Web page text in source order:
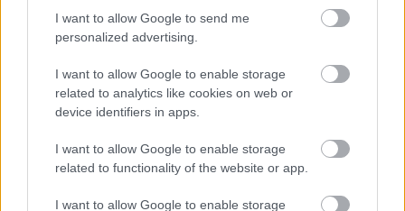
I want to allow Google to send me
personalized advertising.
I want to allow Google to enable storage
related to analytics like cookies on web or
device identifiers in apps.
I want to allow Google to enable storage
related to functionality of the website or app.
I want to allow Google to enable storage
ΑΣΕΠ: Εξ αποστάσεως η πιο Εύκολη
Πιστοποίηση Υπολογιστών σε 2
μέρες